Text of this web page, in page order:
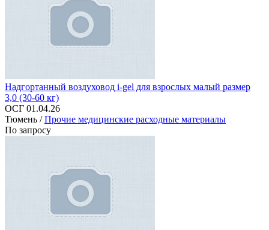
Надгортанный воздуховод i-gel для взрослых малый размер
3,0 (30-60 кг)
ОСГ 01.04.26
Тюмень /Прочие медицинские расходные материалы
По запросу